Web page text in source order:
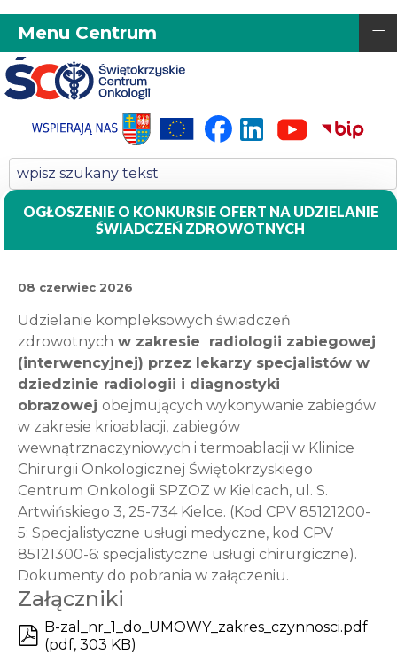
Menu Centrum ≡
OGŁOSZENIE O KONKURSIE OFERT NA UDZIELANIE
ŚWIADCZEŃ ZDROWOTNYCH
08 czerwiec 2026
Udzielanie kompleksowych świadczeń
zdrowotnych w zakresie radiologii zabiegowej
(interwencyjnej) przez lekarzy specjalistów w
dziedzinie radiologii i diagnostyki
obrazowej obejmujących wykonywanie zabiegów
w zakresie krioablacji, zabiegów
wewnątrznaczyniowych i termoablacji w Klinice
Chirurgii Onkologicznej Świętokrzyskiego
Centrum Onkologii SPZOZ w Kielcach, ul. S.
Artwińskiego 3, 25-734 Kielce. (Kod CPV 85121200-
5: Specjalistyczne usługi medyczne, kod CPV
85121300-6: specjalistyczne usługi chirurgiczne).
Dokumenty do pobrania w załączeniu.
Załączniki
B-zal_nr_1_do_UMOWY_zakres_czynnosci.pdf
(pdf, 303 KB)